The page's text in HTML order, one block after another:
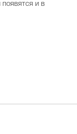
появятся и в